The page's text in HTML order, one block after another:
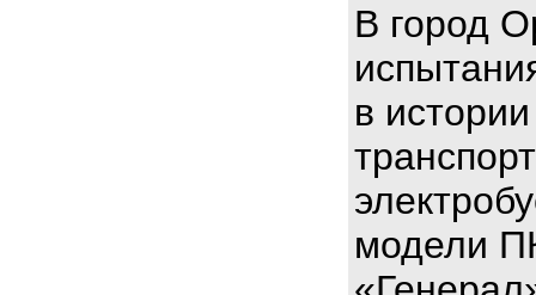
В город
в
модели